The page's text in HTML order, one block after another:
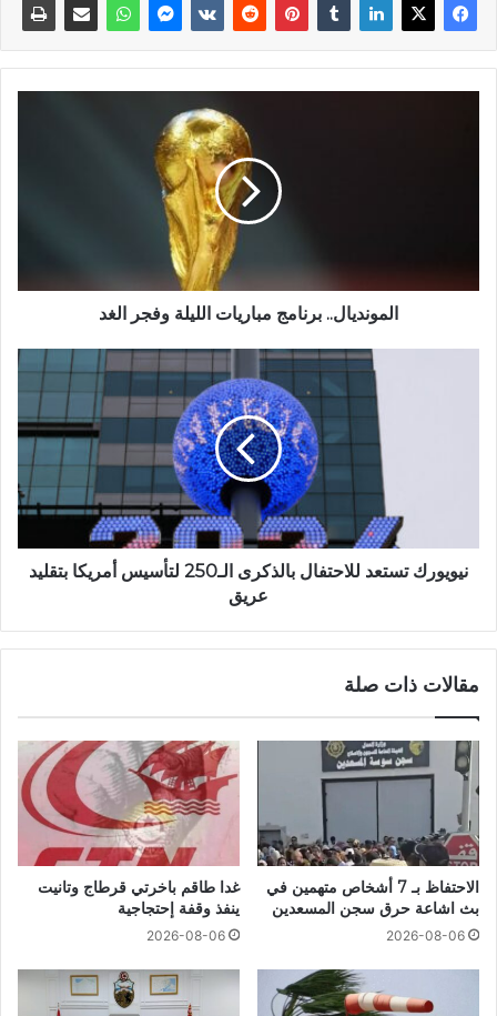
المونديال.. برنامج مباريات الليلة وفجر الغد
نيويورك تستعد للاحتفال بالذكرى الـ250 لتأسيس أمريكا بتقليد
عريق
مقالات ذات صلة
الاحتفاظ بـ 7 أشخاص متهمين في
بث اشاعة حرق سجن المسعدين
2026-08-06
غدا طاقم باخرتي قرطاج وتانيت
ينفذ وقفة إحتجاجية
2026-08-06